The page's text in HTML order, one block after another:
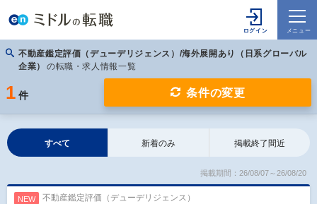
不動産鑑定評価（デューデリジェンス）/海外展開あり（日系グローバル
企業）
の転職・求人情報一覧
1 件 条件の変更
すべて 新着のみ 掲載終了間近
掲載期間：26/08/07～26/08/20
NEW 不動産鑑定評価（デューデリジェンス）